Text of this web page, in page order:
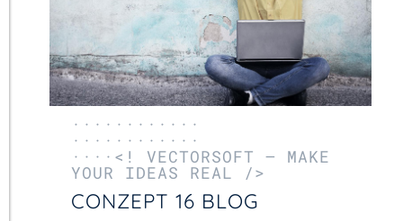
············
············
····<! VECTORSOFT – MAKE
YOUR IDEAS REAL />
CONZEPT 16 BLOG